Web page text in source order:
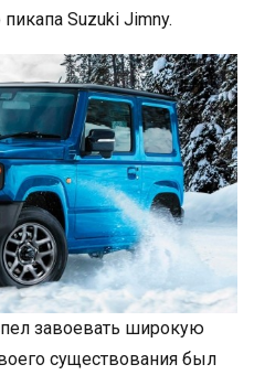
Suzuki Jimny.
завоевать широкую
существования был